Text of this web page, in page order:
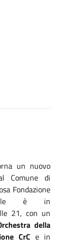
un nuovo
Comune di
Fondazione
è in
21, con un
della
CrC e in